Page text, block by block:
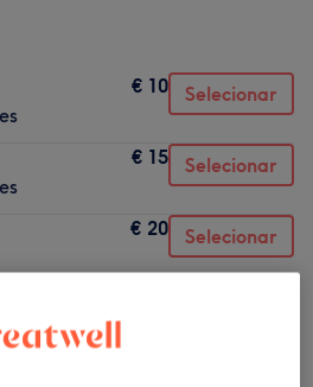
€ 10 Selecionar
€ 15 Selecionar
€ 20 Selecionar